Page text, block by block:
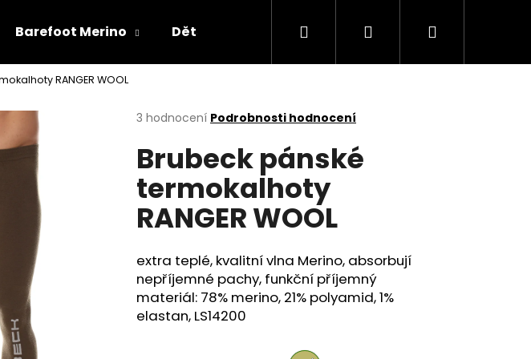
Barefoot Merino Dětské oblečení Obchodní podmínky
Hledat PřihlášeníNákupní
RANGER WOOL
Průměrné
produktu
je
5,0
z
5
hvězdiček.
3 hodnocení Podrobnosti hodnocení
Brubeck pánské
termokalhoty
RANGER WOOL
extra teplé, kvalitní vlna Merino, absorbují
nepříjemné pachy, funkční příjemný
materiál: 78% merino, 21% polyamid, 1%
elastan, LS14200